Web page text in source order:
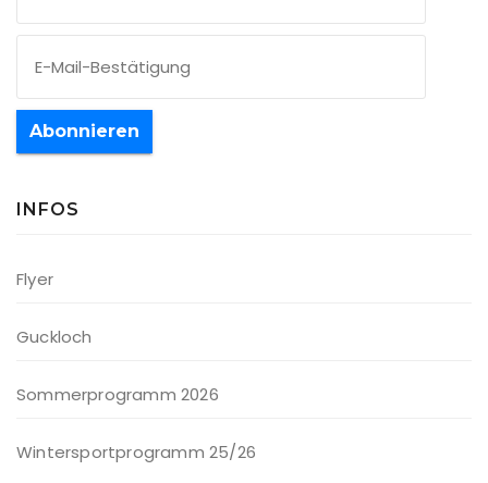
Abonnieren
INFOS
Flyer
Guckloch
Sommerprogramm 2026
Wintersportprogramm 25/26